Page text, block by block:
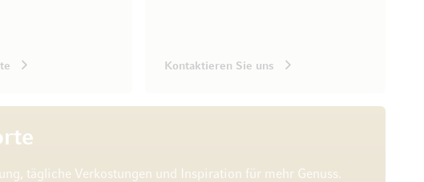
Kontaktieren Sie uns
tägliche Verkostungen und Inspiration für mehr Genuss.